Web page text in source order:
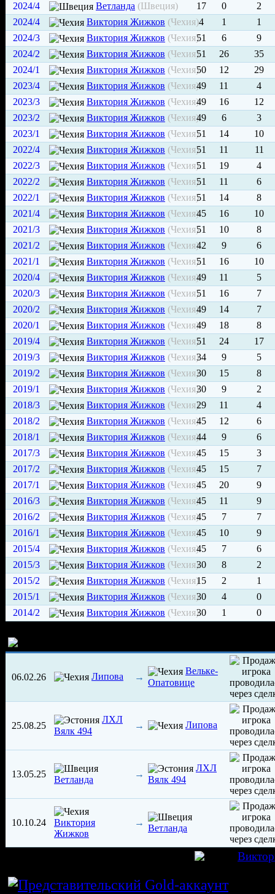
2024/4
Ветланда (Швеция) 17 0
2
2024/4
Виктория Жижков (Чехия)4 1
1
2024/3
Виктория Жижков (Чехия)51 6
9
2024/2
Виктория Жижков (Чехия)51 26
35
2024/1
Виктория Жижков (Чехия)50 12
29
2023/4
Виктория Жижков (Чехия)49 11
4
2023/3
Виктория Жижков (Чехия)49 16
12
2023/2
Виктория Жижков (Чехия)49 6
3
2023/1
Виктория Жижков (Чехия)51 14
10
2022/4
Виктория Жижков (Чехия)51 11
11
2022/3
Виктория Жижков (Чехия)51 19
4
2022/2
Виктория Жижков (Чехия)51 11
6
2022/1
Виктория Жижков (Чехия)51 14
8
2021/4
Виктория Жижков (Чехия)45 16
10
2021/3
Виктория Жижков (Чехия)51 10
8
2021/2
Виктория Жижков (Чехия)42 9
6
2021/1
Виктория Жижков (Чехия)51 16
10
2020/4
Виктория Жижков (Чехия)49 11
5
2020/3
Виктория Жижков (Чехия)51 16
7
2020/2
Виктория Жижков (Чехия)49 14
7
2020/1
Виктория Жижков (Чехия)49 18
8
2019/4
Виктория Жижков (Чехия)51 24
17
2019/3
Виктория Жижков (Чехия)34 9
5
2019/2
Виктория Жижков (Чехия)30 15
8
2019/1
Виктория Жижков (Чехия)30 9
2
2018/3
Виктория Жижков (Чехия)29 11
4
2018/2
Виктория Жижков (Чехия)45 12
6
2018/1
Виктория Жижков (Чехия)44 9
6
2017/3
Виктория Жижков (Чехия)45 15
3
2017/2
Виктория Жижков (Чехия)45 15
7
2017/1
Виктория Жижков (Чехия)45 20
9
2016/3
Виктория Жижков (Чехия)45 11
9
2016/2
Виктория Жижков (Чехия)45 7
7
2016/1
Виктория Жижков (Чехия)45 10
9
2015/4
Виктория Жижков (Чехия)45 7
6
2015/3
Виктория Жижков (Чехия)30 8
2
2015/2
Виктория Жижков (Чехия)15 2
1
2015/1
Виктория Жижков (Чехия)30 4
0
2014/2
Виктория Жижков (Чехия)30 1 0
06.02.26 Липова →
Вельке-
Опатовице
25.08.25
ЛХЛ
Вялк 494
→ Липова
13.05.25
Ветланда
→
ЛХЛ
Вялк 494
10.10.24
Виктория
Жижков
→
Ветланда